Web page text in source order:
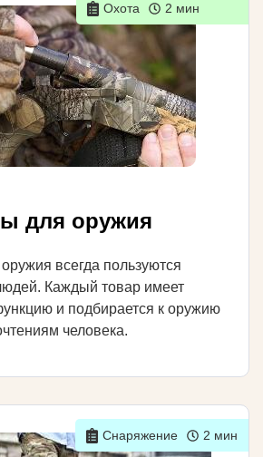
для оружия
всегда пользуются
Каждый товар имеет
и подбирается к оружию
человека.
Охота 2 мин
Снаряжение 2 мин